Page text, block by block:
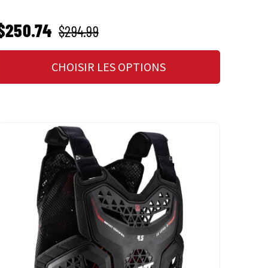
SOLDÉPrix habituel
$294.99
CHOISIR LES OPTIONS